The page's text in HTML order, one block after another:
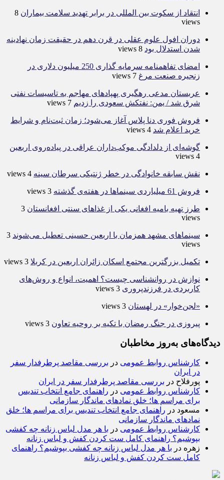
انتقاد از سکوت بین المللی در برابر تهدید سلامت بیماران 8
views
دوران افول علوم عقلی در قرن دهم در حقیقت زمان نهادینه
شدن استدلال بود 8 views
امضای تفاهمنامه سرمایه گذاری 250 میلیون دلاری در
زنجیره صنعت مرغ 7 views
عربستان مدعی رهگیری پهپادهای مهاجم به تاسیسات نفتی
شرق شد / یمن: نفتکش سعودی را زدیم 7 views
فروش فوری دنا پلاس آغاز می‌شود؛ زمان ثبت‌نام و شرایط
خرید اعلام شد 4 views
گوشه‌ای از دلدادگی موکب‌داران عراقی در پیاده‌روی اربعین
4 views
نقش سابقه خانوادگی در خطر ژنتیکی سرطان سینه 4 views
فروش 61 میلیاردی سینماها در هفته‌ی گذشته 3 views
طرز تهیه بامیه افغانی یکی از غذاهای سنتی افغانستان 3
views
سینماهای مشهد همزمان با اربعین حسینی تعطیل می‌شوند 3
views
تکمیل بزرگترین مجتمع اسکان زائران اربعین در کربلا 3 views
نوازش در روانشناسی چیست؟ اهمیت، انواع و روش‌های
کاربردی در فرزندپروری 3 views
«لجن‌خوار» در لهستان 3 views
پیروزی در جنگ رمضان با تکیه بر روحیه تعاون 3 views
دیدگاه‌های به‌روز مخاطبان
کارشناس روابط عمومی در بررسی مقاصد پرطرفدار سفر
در ایران
پورفلاح در بررسی مقاصد پرطرفدار سفر در ایران
کارشناس روابط عمومی در راهنمای جامع انتخاب تندیس
برای مراسم ها؛ خلق نمادهای ماندگار سازمانی
مسعود در راهنمای جامع انتخاب تندیس برای مراسم ها؛ خلق
نمادهای ماندگار سازمانی
کارشناس روابط عمومی در با هر مدل لباس زنانه چه کفشی
بپوشیم؟ راهنمای کامل ست کردن کفش و لباس زنانه
زهره در با هر مدل لباس زنانه چه کفشی بپوشیم؟ راهنمای
کامل ست کردن کفش و لباس زنانه